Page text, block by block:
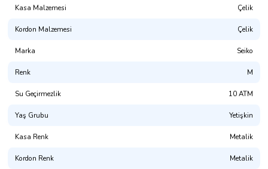
Kasa Malzemesi Çelik
Kordon Malzemesi Çelik
Marka Seiko
Renk M
Su Geçirmezlik 10 ATM
Yaş Grubu Yetişkin
Kasa Renk Metalik
Kordon Renk Metalik